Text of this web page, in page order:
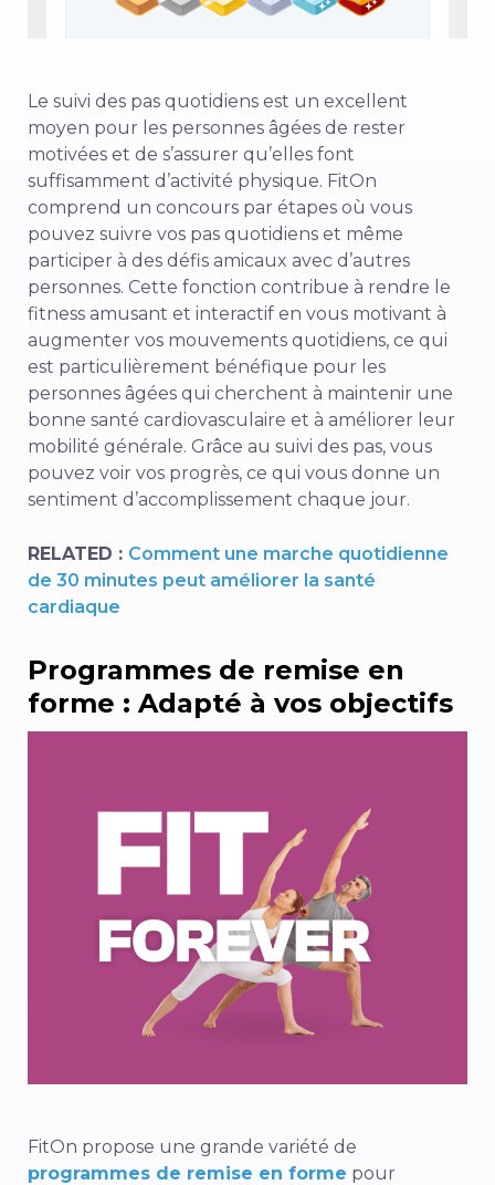
Le suivi des pas quotidiens est un excellent
moyen pour les personnes âgées de rester
motivées et de s’assurer qu’elles font
suffisamment d’activité physique. FitOn
comprend un concours par étapes où vous
pouvez suivre vos pas quotidiens et même
participer à des défis amicaux avec d’autres
personnes. Cette fonction contribue à rendre le
fitness amusant et interactif en vous motivant à
augmenter vos mouvements quotidiens, ce qui
est particulièrement bénéfique pour les
personnes âgées qui cherchent à maintenir une
bonne santé cardiovasculaire et à améliorer leur
mobilité générale. Grâce au suivi des pas, vous
pouvez voir vos progrès, ce qui vous donne un
sentiment d’accomplissement chaque jour.
RELATED : Comment une marche quotidienne
de 30 minutes peut améliorer la santé
cardiaque
Programmes de remise en
forme : Adapté à vos objectifs
FitOn propose une grande variété de
programmes de remise en forme pour